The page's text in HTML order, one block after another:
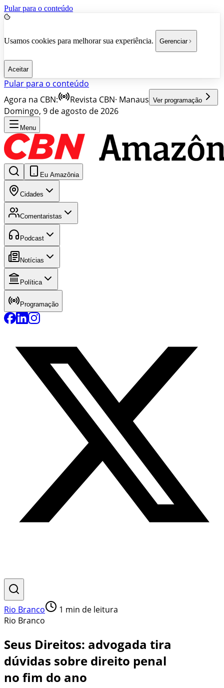
Pular para o conteúdo
Usamos cookies para melhorar sua experiência. Gerenciar
Aceitar
Pular para o conteúdo
Agora na CBN:
Revista CBN· Manaus Ver programação
Domingo, 9 de agosto de 2026
Menu
Eu Amazônia
Cidades
Comentaristas
Podcast
Notícias
Política
Programação
Rio Branco 1 min de leitura
Rio Branco
Seus Direitos: advogada tira
dúvidas sobre direito penal
no fim do ano